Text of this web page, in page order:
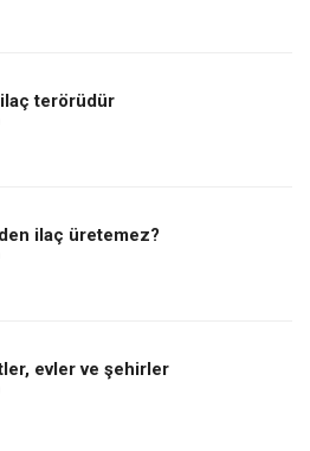
ilaç terörüdür
ilaç üretemez?
evler ve şehirler